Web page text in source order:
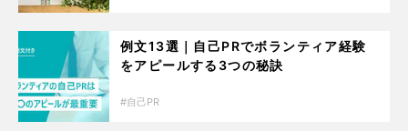
例文13選｜自己PRでボランティア経験
をアピールする3つの秘訣
自己PR